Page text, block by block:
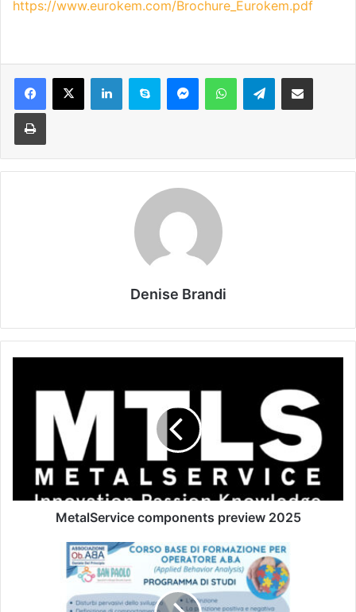
https://www.eurokem.com/Brochure_Eurokem.pdf
Telegram
Denise Brandi
MetalService components preview 2025